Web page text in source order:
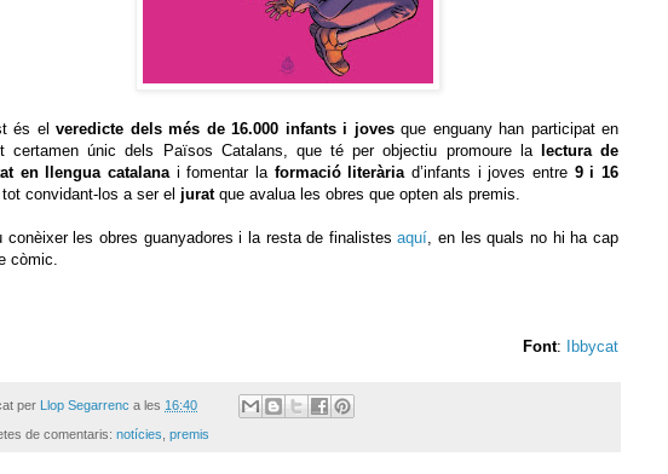
és elveredicte dels més de 16.000 infants i jovesque enguany han participat en
certamen únic dels Països Catalans, que té per objectiu promoure la
lectura de
en llengua catalanai fomentar la formació literàriad’infants i joves entre 9 i 16
convidant-los a ser el juratque avalua les obres que opten als premis.
conèixer les obres guanyadores i la resta de finalistesaquí, en les quals no hi ha cap
còmic.
Font: Ibbycat
per Llop Segarrenc a les 16:40
de comentaris: notícies, premis